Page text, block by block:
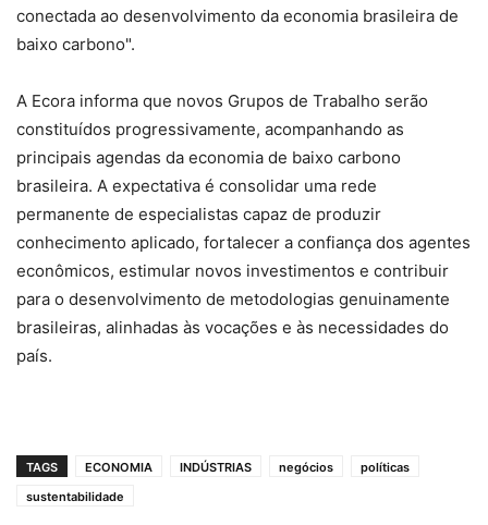
conectada ao desenvolvimento da economia brasileira de
baixo carbono".
A Ecora informa que novos Grupos de Trabalho serão
constituídos progressivamente, acompanhando as
principais agendas da economia de baixo carbono
brasileira. A expectativa é consolidar uma rede
permanente de especialistas capaz de produzir
conhecimento aplicado, fortalecer a confiança dos agentes
econômicos, estimular novos investimentos e contribuir
para o desenvolvimento de metodologias genuinamente
brasileiras, alinhadas às vocações e às necessidades do
país.
TAGS ECONOMIA INDÚSTRIAS negócios
políticas
sustentabilidade